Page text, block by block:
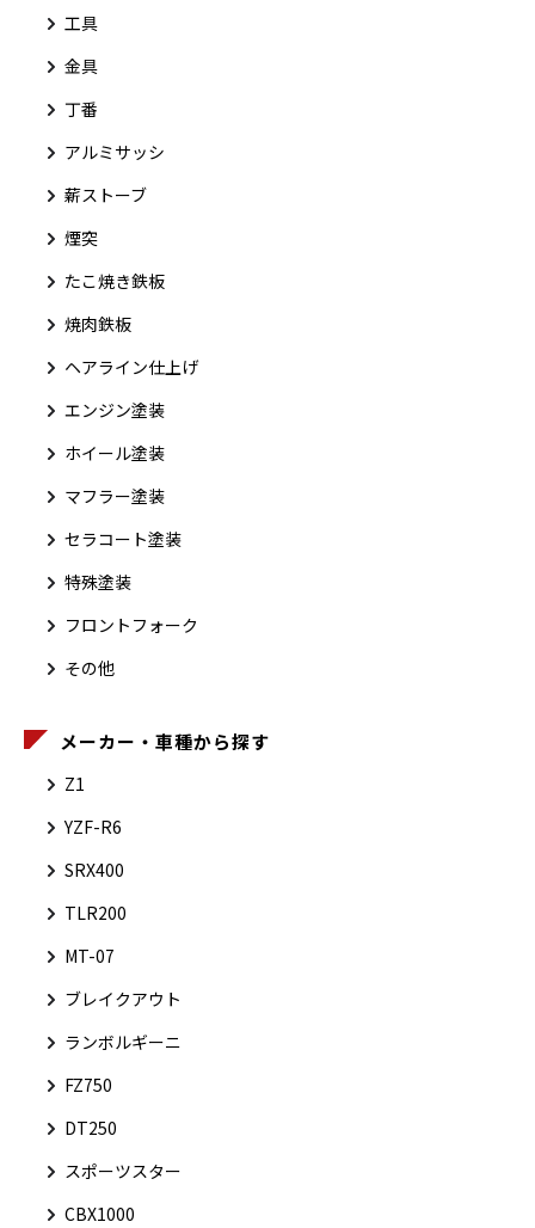
工具
金具
丁番
アルミサッシ
薪ストーブ
煙突
たこ焼き鉄板
焼肉鉄板
ヘアライン仕上げ
エンジン塗装
ホイール塗装
マフラー塗装
セラコート塗装
特殊塗装
フロントフォーク
その他
メーカー・車種から探す
Z1
YZF-R6
SRX400
TLR200
MT-07
ブレイクアウト
ランボルギーニ
FZ750
DT250
スポーツスター
CBX1000